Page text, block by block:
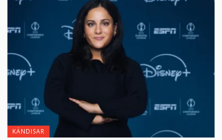
KÄNDISAR